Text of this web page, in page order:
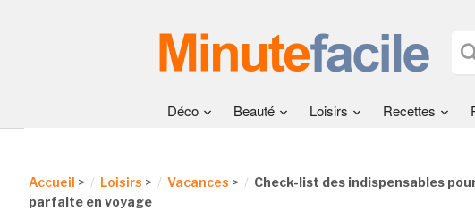
Déco Beauté Loisirs Recettes
Accueil > Loisirs > Vacances >
Check-list des indispensables
parfaite en voyage